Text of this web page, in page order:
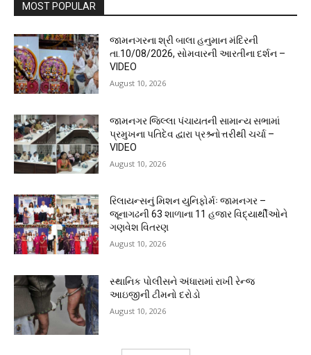
MOST POPULAR
જામનગરના શ્રી બાલા હનુમાન મંદિરની
તા.10/08/2026, સોમવારની આરતીના દર્શન –
VIDEO
August 10, 2026
જામનગર જિલ્લા પંચાયતની સામાન્ય સભામાં
પ્રમુખના પતિદેવ દ્વારા પ્રશ્ર્નોત્તરીથી ચર્ચા –
VIDEO
August 10, 2026
રિલાયન્સનું મિશન યુનિફોર્મઃ જામનગર –
જૂનાગઢની 63 શાળાના 11 હજાર વિદ્યાર્થીઓને
ગણવેશ વિતરણ
August 10, 2026
સ્થાનિક પોલીસને અંધારામાં રાખી રેન્જ
આઇજીની ટીમનો દરોડો
August 10, 2026